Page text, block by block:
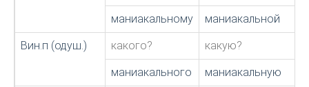
маниакальному маниакальной
Вин.п (одуш.) какого? какую?
маниакального маниакальную